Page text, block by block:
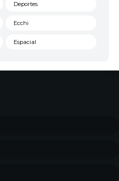
Deportes
Ecchi
Espacial